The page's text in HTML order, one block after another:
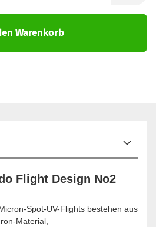
Warenkorb
Flight Design No2
Spot-UV-Flights bestehen aus
Material,